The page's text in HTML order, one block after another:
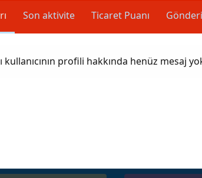
Son aktivite Ticaret Puanı
kullanıcının profili hakkında henüz mesaj